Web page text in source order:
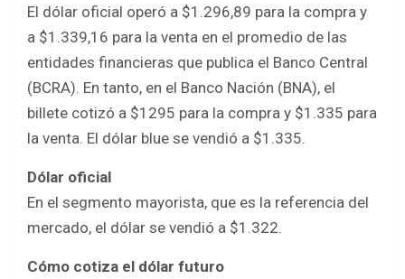
ce
b
o
o
k
tt
er
at
s
A
p
p
ar
e
El dólar oficial operó a $1.296,89 para la compra y
a $1.339,16 para la venta en el promedio de las
entidades financieras que publica el Banco Central
(BCRA). En tanto, en el Banco Nación (BNA), el
billete cotizó a $1295 para la compra y $1.335 para
la venta. El dólar blue se vendió a $1.335.
Dólar oficial
En el segmento mayorista, que es la referencia del
mercado, el dólar se vendió a $1.322.
Cómo cotiza el dólar futuro